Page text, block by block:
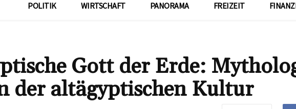
POLITIK WIRTSCHAFT PANORAMA FREIZEIT
Gott der Erde:
der altägyptischen Kultur